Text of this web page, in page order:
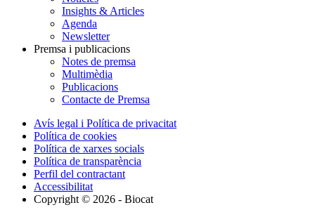
Insights & Articles
Agenda
Newsletter
Premsa i publicacions
Notes de premsa
Multimèdia
Publicacions
Contacte de Premsa
Avís legal i Política de privacitat
Política de cookies
Política de xarxes socials
Política de transparència
Perfil del contractant
Accessibilitat
Copyright © 2026 - Biocat